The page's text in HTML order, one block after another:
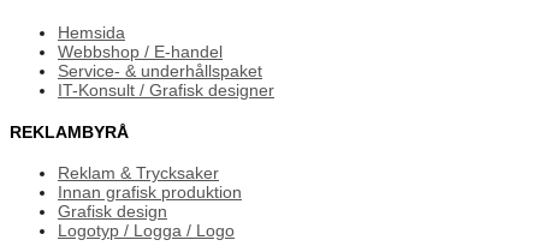
Hemsida
Webbshop / E-handel
Service- & underhållspaket
IT-Konsult / Grafisk designer
REKLAMBYRÅ
Reklam & Trycksaker
Innan grafisk produktion
Grafisk design
Logotyp / Logga / Logo